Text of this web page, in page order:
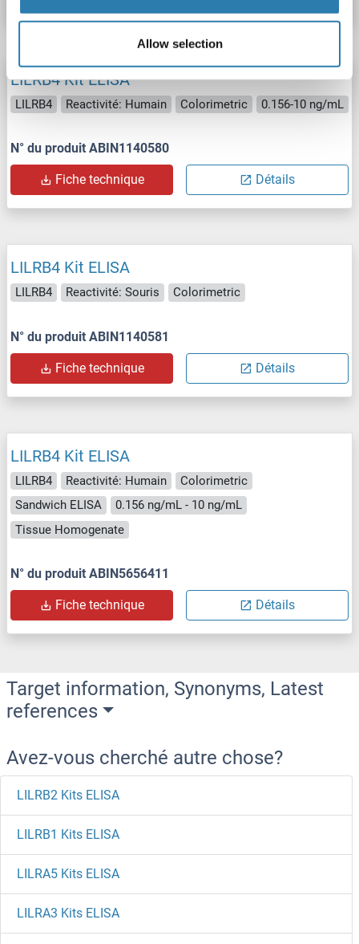
Allow selection
LILRB4 Kit ELISA
LILRB4 Reactivité: Humain Colorimetric 0.156-10 ng/mL
N° du produit ABIN1140580
Fiche technique Détails
LILRB4 Kit ELISA
LILRB4 Reactivité: Souris Colorimetric
N° du produit ABIN1140581
Fiche technique Détails
LILRB4 Kit ELISA
LILRB4 Reactivité: Humain
Colorimetric
Sandwich ELISA
0.156 ng/mL - 10 ng/mL
Tissue Homogenate
N° du produit ABIN5656411
Fiche technique Détails
Target information, Synonyms, Latest
references
Avez-vous cherché autre chose?
LILRB2 Kits ELISA
LILRB1 Kits ELISA
LILRA5 Kits ELISA
LILRA3 Kits ELISA